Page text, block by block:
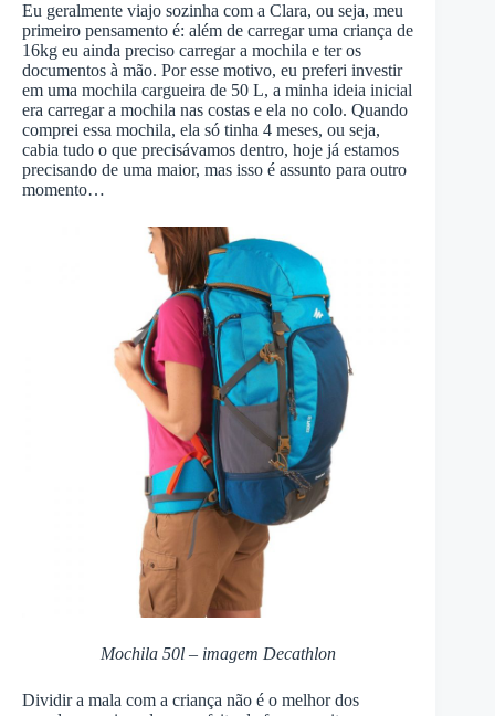
Eu geralmente viajo sozinha com a Clara, ou seja, meu
primeiro pensamento é: além de carregar uma criança de
16kg eu ainda preciso carregar a mochila e ter os
documentos à mão. Por esse motivo, eu preferi investir
em uma mochila cargueira de 50 L, a minha ideia inicial
era carregar a mochila nas costas e ela no colo. Quando
comprei essa mochila, ela só tinha 4 meses, ou seja,
cabia tudo o que precisávamos dentro, hoje já estamos
precisando de uma maior, mas isso é assunto para outro
momento…
Mochila 50l – imagem Decathlon
Dividir a mala com a criança não é o melhor dos